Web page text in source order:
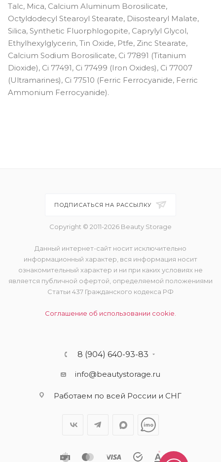
Talc, Mica, Calcium Aluminum Borosilicate,
Octyldodecyl Stearoyl Stearate, Diisostearyl Malate,
Silica, Synthetic Fluorphlogopite, Caprylyl Glycol,
Ethylhexylglycerin, Tin Oxide, Ptfe, Zinc Stearate,
Calcium Sodium Borosilicate, Ci 77891 (Titanium
Dioxide), Ci 77491, Ci 77499 (Iron Oxides), Ci 77007
(Ultramarines), Ci 77510 (Ferric Ferrocyanide, Ferric
Ammonium Ferrocyanide).
ПОДПИСАТЬСЯ НА РАССЫЛКУ
Copyright © 2011-2026 Beauty Storage
Данный интернет-сайт носит исключительно
информационный характер, вся информация носит
ознакомительный характер и ни при каких условиях не
является публичной офертой, определяемой положениями
Статьи 437 Гражданского кодекса РФ
Соглашение об использовании cookie.
8 (904) 640-93-83
info@beautystorage.ru
Работаем по всей России и СНГ